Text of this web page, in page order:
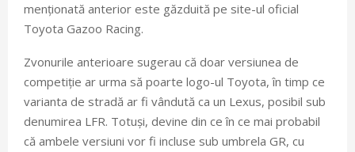
menționată anterior este găzduită pe site-ul oficial
Toyota Gazoo Racing.
Zvonurile anterioare sugerau că doar versiunea de
competiție ar urma să poarte logo-ul Toyota, în timp ce
varianta de stradă ar fi vândută ca un Lexus, posibil sub
denumirea LFR. Totuși, devine din ce în ce mai probabil
că ambele versiuni vor fi incluse sub umbrela GR, cu